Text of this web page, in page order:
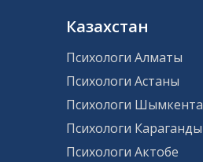
Казахстан
Психологи Алматы
Психологи Астаны
Психологи Шымкента
Психологи Караганды
Психологи Актобе